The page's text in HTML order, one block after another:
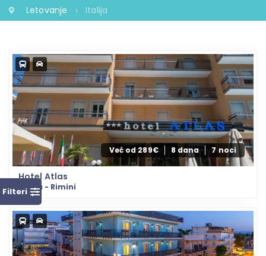
Letovanje Italija
Filteri
Već od 289€ 8 dana 7 noci
Hotel Atlas
Italija - Rimini